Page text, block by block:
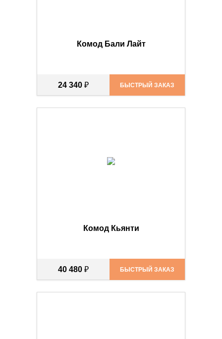
Комод Бали Лайт
24 340 ₽ БЫСТРЫЙ ЗАКАЗ
Комод Кьянти
40 480 ₽ БЫСТРЫЙ ЗАКАЗ